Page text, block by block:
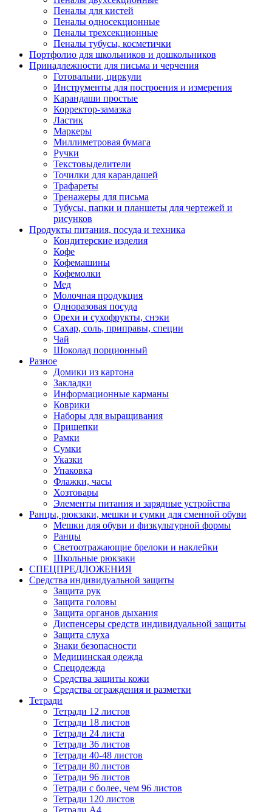
Пеналы для кистей
Пеналы односекционные
Пеналы трехсекционные
Пеналы тубусы, косметички
Портфолио для школьников и дошкольников
Принадлежности для письма и черчения
Готовальни, циркули
Инструменты для построения и измерения
Карандаши простые
Корректор-замазка
Ластик
Маркеры
Миллиметровая бумага
Ручки
Текстовыделители
Точилки для карандашей
Трафареты
Тренажеры для письма
Тубусы, папки и планшеты для чертежей и
рисунков
Продукты питания, посуда и техника
Кондитерские изделия
Кофе
Кофемашины
Кофемолки
Мед
Молочная продукция
Одноразовая посуда
Орехи и сухофрукты, снэки
Сахар, соль, приправы, специи
Чай
Шоколад порционный
Разное
Домики из картона
Закладки
Информационные карманы
Коврики
Наборы для выращивания
Прищепки
Рамки
Сумки
Указки
Упаковка
Флажки, часы
Хозтовары
Элементы питания и зарядные устройства
Ранцы, рюкзаки, мешки и сумки для сменной обуви
Мешки для обуви и физкультурной формы
Ранцы
Светоотражающие брелоки и наклейки
Школьные рюкзаки
СПЕЦПРЕДЛОЖЕНИЯ
Средства индивидуальной защиты
Защита рук
Защита головы
Защита органов дыхания
Диспенсеры средств индивидуальной защиты
Защита слуха
Знаки безопасности
Медицинская одежда
Спецодежда
Средства защиты кожи
Средства ограждения и разметки
Тетради
Тетради 12 листов
Тетради 18 листов
Тетради 24 листа
Тетради 36 листов
Тетради 40-48 листов
Тетради 80 листов
Тетради 96 листов
Тетради с более, чем 96 листов
Тетради 120 листов
Тетради А4